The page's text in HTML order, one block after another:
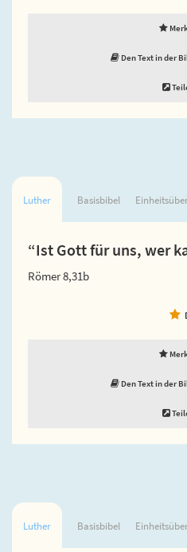
Den Text in der
Luther Basisbibel
“Ist Gott für uns, wer
Römer 8,31b
Den Text in der
Luther Basisbibel